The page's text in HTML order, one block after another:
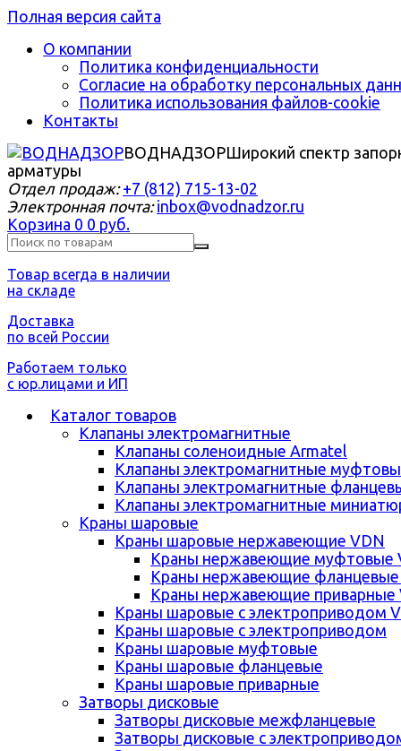
Полная версия сайта
О компании
Политика конфиденциальности
Согласие на обработку персональных
Политика использования файлов-cookie
Контакты
ВОДНАДЗОРШирокий спектр
арматуры
Отдел продаж: +7 (812) 715-13-02
Электронная почта: inbox@vodnadzor.ru
Корзина 0 0 руб.
Товар всегда в наличии
на складе
Доставка
по всей России
Работаем только
с юр.лицами и ИП
Каталог товаров
Клапаны электромагнитные
Клапаны соленоидные Armatel
Клапаны электромагнитные
Клапаны электромагнитные
Клапаны электромагнитные
Краны шаровые
Краны шаровые нержавеющие VDN
Краны нержавеющие муфтовые
Краны нержавеющие фланцевые
Краны нержавеющие приварные
Краны шаровые с электроприводом
Краны шаровые с электроприводом
Краны шаровые муфтовые
Краны шаровые фланцевые
Краны шаровые приварные
Затворы дисковые
Затворы дисковые межфланцевые
Затворы дисковые с